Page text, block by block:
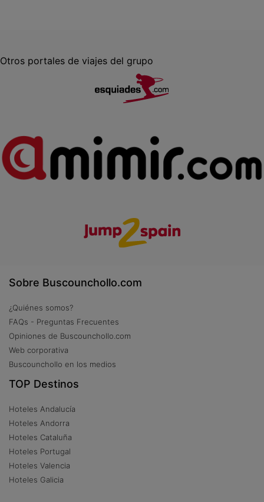
Otros portales de viajes del grupo
Sobre Buscounchollo.com
¿Quiénes somos?
FAQs - Preguntas Frecuentes
Opiniones de Buscounchollo.com
Web corporativa
Buscounchollo en los medios
TOP Destinos
Hoteles Andalucía
Hoteles Andorra
Hoteles Cataluña
Hoteles Portugal
Hoteles Valencia
Hoteles Galicia